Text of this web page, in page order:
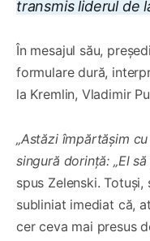
transmis liderul de
În mesajul său,
formulare dură,
la Kremlin, Vladimir
„Astăzi împărtășim
singură dorință: „El
spus Zelenski.
subliniat imediat că,
cer ceva mai presus